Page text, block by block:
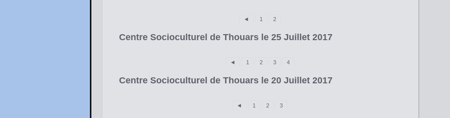
◄ 1 2
Centre Socioculturel de Thouars le 25 Juillet 2017
◄ 1 2 3 4
Centre Socioculturel de Thouars le 20 Juillet 2017
◄ 1 2 3